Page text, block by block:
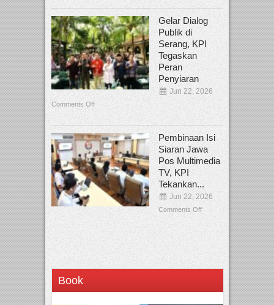
Gelar Dialog
Publik di
Serang, KPI
Tegaskan
Peran
Penyiaran
Jun 22, 2026
Comments Off
Pembinaan Isi
Siaran Jawa
Pos Multimedia
TV, KPI
Tekankan...
Jun 22, 2026
Comments Off
Book